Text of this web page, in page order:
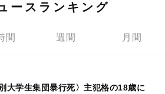
ースランキング
間 週間 月間
別大学生集団暴行死〉主犯格の18歳に